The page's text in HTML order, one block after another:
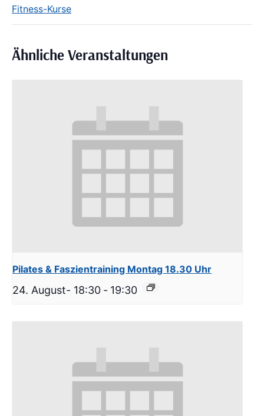
Fitness-Kurse
Ähnliche Veranstaltungen
Pilates & Faszientraining Montag 18.30 Uhr
24. August- 18:30 - 19:30